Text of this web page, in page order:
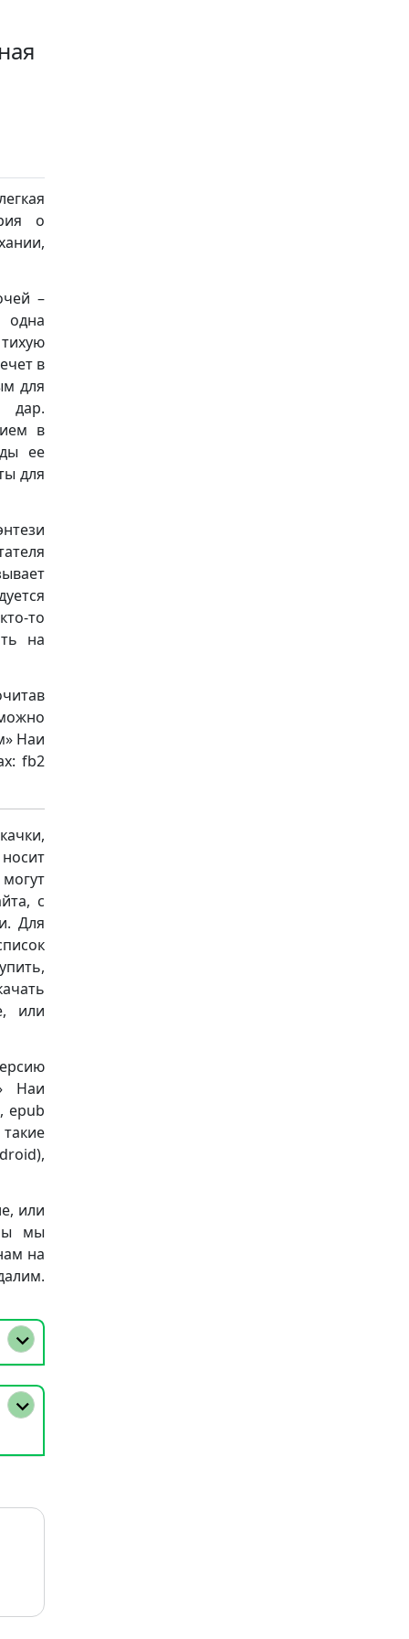
о
–
в
для
дар.
в
ее
для
то
на
Наи
fb2
с
Для
или
Наи
epub
или
мы
на